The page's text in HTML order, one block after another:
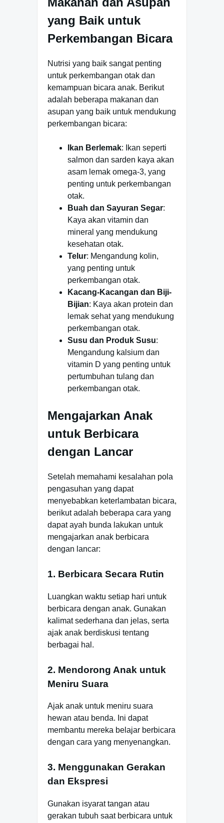
yang Baik untuk
Perkembangan Bicara
Nutrisi yang baik sangat penting
untuk perkembangan otak dan
kemampuan bicara anak. Berikut
adalah beberapa makanan dan
asupan yang baik untuk mendukung
perkembangan bicara:
Ikan Berlemak: Ikan seperti
salmon dan sarden kaya akan
asam lemak omega-3, yang
penting untuk perkembangan
otak.
Buah dan Sayuran Segar:
Kaya akan vitamin dan
mineral yang mendukung
kesehatan otak.
Telur: Mengandung kolin,
yang penting untuk
perkembangan otak.
Kacang-Kacangan dan Biji-
Bijian: Kaya akan protein dan
lemak sehat yang mendukung
perkembangan otak.
Susu dan Produk Susu:
Mengandung kalsium dan
vitamin D yang penting untuk
pertumbuhan tulang dan
perkembangan otak.
Mengajarkan Anak
untuk Berbicara
dengan Lancar
Setelah memahami kesalahan pola
pengasuhan yang dapat
menyebabkan keterlambatan bicara,
berikut adalah beberapa cara yang
dapat ayah bunda lakukan untuk
mengajarkan anak berbicara
dengan lancar:
1. Berbicara Secara Rutin
Luangkan waktu setiap hari untuk
berbicara dengan anak. Gunakan
kalimat sederhana dan jelas, serta
ajak anak berdiskusi tentang
berbagai hal.
2. Mendorong Anak untuk
Meniru Suara
Ajak anak untuk meniru suara
hewan atau benda. Ini dapat
membantu mereka belajar berbicara
dengan cara yang menyenangkan.
3. Menggunakan Gerakan
dan Ekspresi
Gunakan isyarat tangan atau
gerakan tubuh saat berbicara untuk